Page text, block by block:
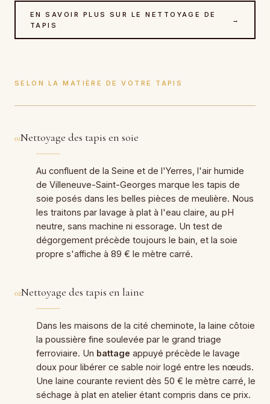
EN SAVOIR PLUS SUR LE NETTOYAGE DE
TAPIS
→
SELON LA MATIÈRE DE VOTRE TAPIS
01Nettoyage des tapis en soie
Au confluent de la Seine et de l'Yerres, l'air humide
de Villeneuve-Saint-Georges marque les tapis de
soie posés dans les belles pièces de meulière. Nous
les traitons par lavage à plat à l'eau claire, au pH
neutre, sans machine ni essorage. Un test de
dégorgement précède toujours le bain, et la soie
propre s'affiche à 89 € le mètre carré.
02Nettoyage des tapis en laine
Dans les maisons de la cité cheminote, la laine côtoie
la poussière fine soulevée par le grand triage
ferroviaire. Un battage appuyé précède le lavage
doux pour libérer ce sable noir logé entre les nœuds.
Une laine courante revient dès 50 € le mètre carré, le
séchage à plat en atelier étant compris dans ce prix.